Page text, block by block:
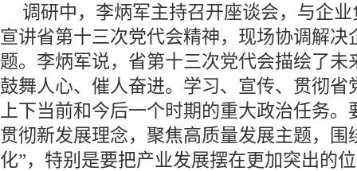
调研中，李炳军主持召开座谈会，与企
宣讲省第十三次党代会精神，现场协调解决
题。李炳军说，省第十三次党代会描绘了未
鼓舞人心、催人奋进。学习、宣传、贯彻省
上下当前和今后一个时期的重大政治任务
贯彻新发展理念，聚焦高质量发展主题，围
化”，特别是要把产业发展摆在更加突出的